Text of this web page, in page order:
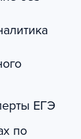
ЕГЭ
по